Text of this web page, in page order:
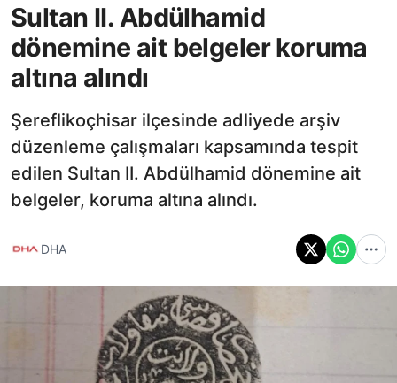
Sultan II. Abdülhamid
dönemine ait belgeler koruma
altına alındı
Şereflikoçhisar ilçesinde adliyede arşiv
düzenleme çalışmaları kapsamında tespit
edilen Sultan II. Abdülhamid dönemine ait
belgeler, koruma altına alındı.
DHA